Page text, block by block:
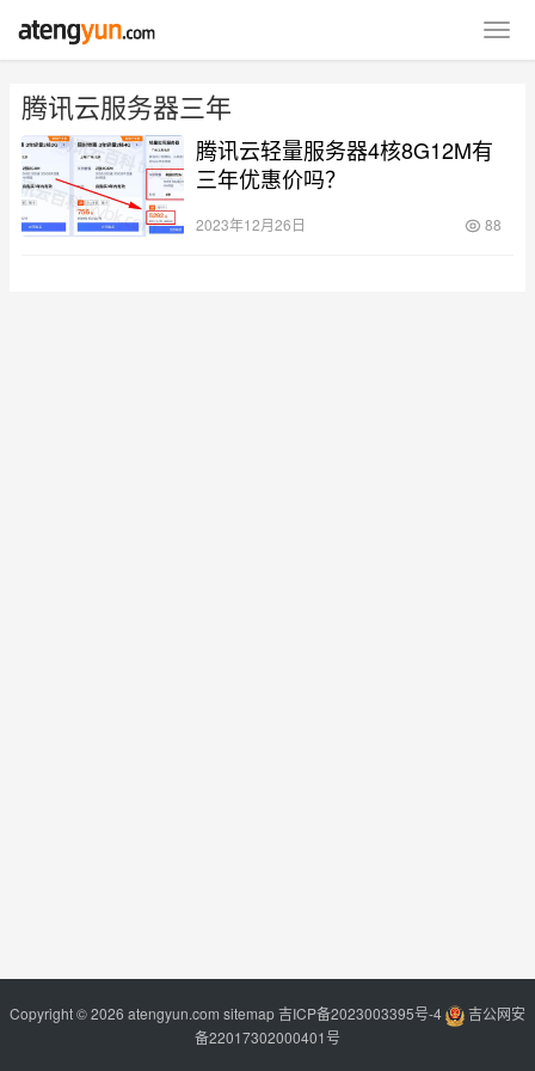
腾讯云服务器三年
腾讯云轻量服务器4核8G12M有
三年优惠价吗？
2023年12月26日 88
Copyright © 2026 atengyun.com sitemap吉ICP备2023003395号-4
吉公网安
备22017302000401号